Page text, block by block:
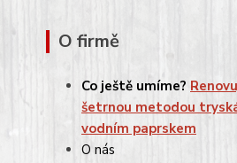
O firmě
Co ještě umíme?
šetrnou metodou
vodním paprskem
O nás